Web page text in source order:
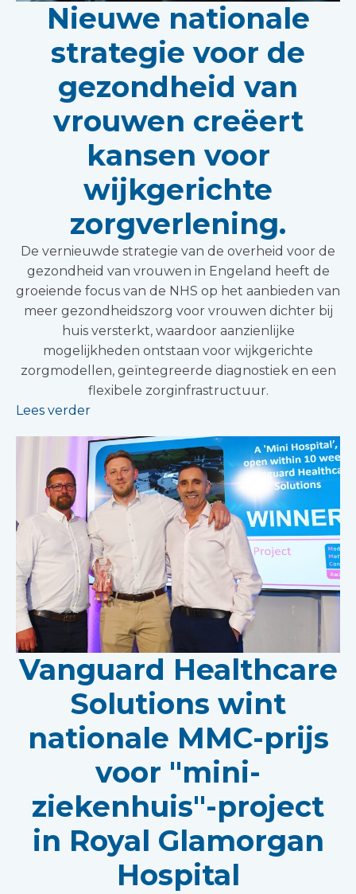
Nieuwe nationale
strategie voor de
gezondheid van
vrouwen creëert
kansen voor
wijkgerichte
zorgverlening.
De vernieuwde strategie van de overheid voor de
gezondheid van vrouwen in Engeland heeft de
groeiende focus van de NHS op het aanbieden van
meer gezondheidszorg voor vrouwen dichter bij
huis versterkt, waardoor aanzienlijke
mogelijkheden ontstaan voor wijkgerichte
zorgmodellen, geïntegreerde diagnostiek en een
flexibele zorginfrastructuur.
Lees verder
Vanguard Healthcare
Solutions wint
nationale MMC-prijs
voor "mini-
ziekenhuis"-project
in Royal Glamorgan
Hospital